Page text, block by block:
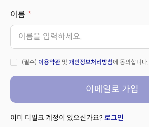
이름
(필수) 이용약관 및 개인정보처리방침에 동의합니다.
이메일로 가입
이미 더밀크 계정이 있으신가요? 로그인